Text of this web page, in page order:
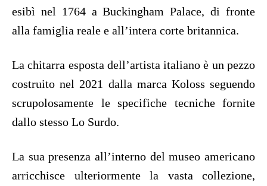
esibì nel 1764 a Buckingham Palace, di fronte
alla famiglia reale e all’intera corte britannica.
La chitarra esposta dell’artista italiano è un pezzo
costruito nel 2021 dalla marca Koloss seguendo
scrupolosamente le specifiche tecniche fornite
dallo stesso Lo Surdo.
La sua presenza all’interno del museo americano
arricchisce ulteriormente la vasta collezione,